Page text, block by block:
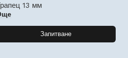
13 мм
Запитване